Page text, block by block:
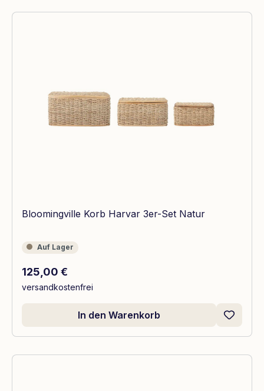
Bloomingville Korb Harvar 3er-Set Natur
Auf Lager
Auf Lager
Regulärer Preis:
125,00 €
versandkostenfrei
In den Warenkorb